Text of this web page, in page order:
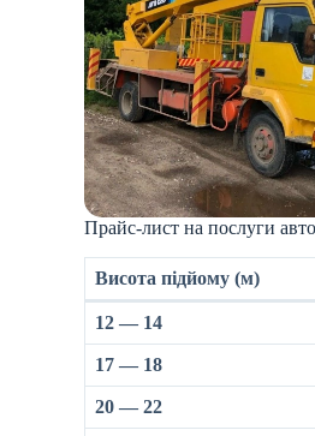
Прайс-лист на послуги
Висота підйому (м)
12 — 14
17 — 18
20 — 22